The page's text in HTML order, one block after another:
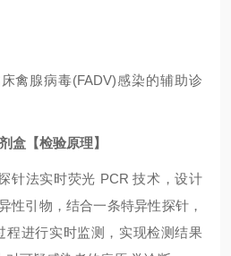
禽腺病毒(FADV)感染的辅助诊
盒【检验原理】
针法实时荧光 PCR 技术，设计
性引物，结合一条特异性探针，
程进行实时监测，实现检测结果